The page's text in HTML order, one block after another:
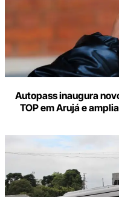
Autopass inaugura
TOP em Arujá e